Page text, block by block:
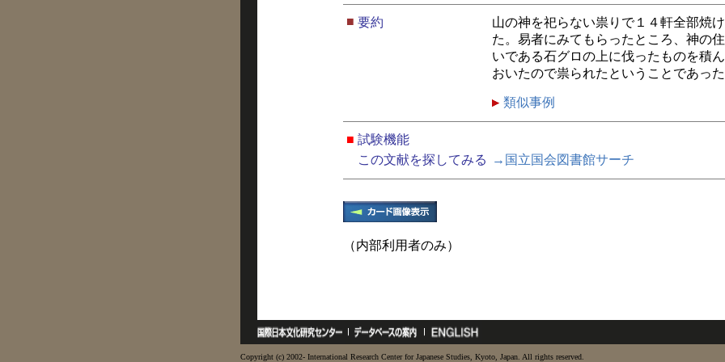
■ 要約
山の神を祀らない祟りで１４軒全部焼け
た。易者にみてもらったところ、神の住
いである石グロの上に伐ったものを積
おいたので祟られたということであった
類似事例
■ 試験機能
この文献を探してみる
→国立国会図書館サーチ
（内部利用者のみ）
Copyright (c) 2002- International Research Center for Japanese Studies, Kyoto, Japan. All rights reserved.